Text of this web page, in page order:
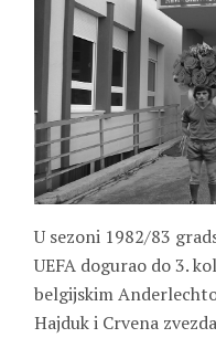
U sezoni 1982/83
UEFA dogurao do 3.
belgijskim
Hajduk i Crvena